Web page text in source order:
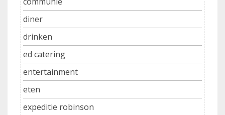
diner
drinken
ed catering
entertainment
eten
expeditie robinson